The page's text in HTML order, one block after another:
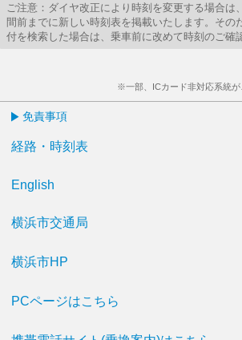
ご注意：ダイヤ改正により時刻を変更する場合は
間前までに新しい時刻表を掲載いたします。その
付を検索した場合は、乗車前に改めて時刻のご確
※一部、ICカード非対応系統が
免責事項
経路・時刻表
English
横浜市交通局
横浜市HP
PCページはこちら